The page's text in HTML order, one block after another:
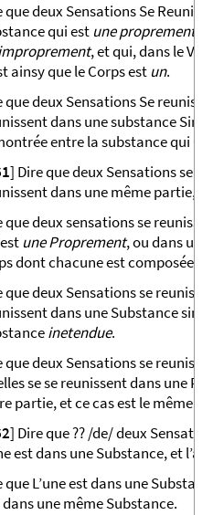
que deux Sensations Se
qui estune proprement
, et qui, dans le
ainsy que le Corps estun.
que deux Sensations Se
dans une substance
entre la substance qui
] Dire que deux Sensations se
dans une même partie,
que deux sensations se
une Proprement, ou dans
dont chacune est composée
que deux Sensations se
dans une Substance
inetendue.
que deux Sensations se
se se reunissent dans une
partie, et ce cas est le même
] Dire que ?? /de/ deux
est dans une Substance, et
que L’une est dans une
dans une même Substance.